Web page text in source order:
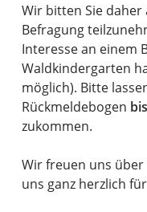
Wir bitten Sie
Befragung
Interesse an einem
Waldkindergarten
möglich). Bitte
Rückmeldebogen
zukommen.
Wir freuen uns
uns ganz herzlich